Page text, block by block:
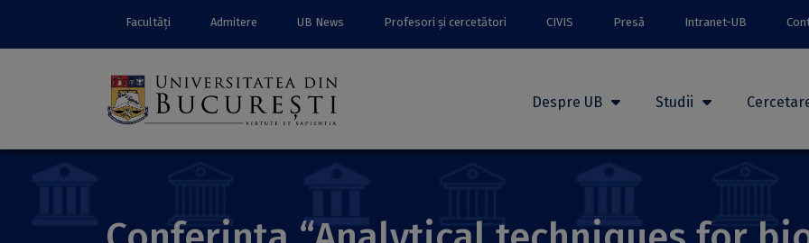
Facultăți Admitere UB News Profesori și cercetători CIVIS Presă Intranet-UB
Despre UB Studii